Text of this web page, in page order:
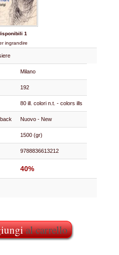
1
ingrandire
Milano
192
80 ill. colori n.t. - colors ills
Nuovo - New
1500 (gr)
9788836613212
40%
al carrello